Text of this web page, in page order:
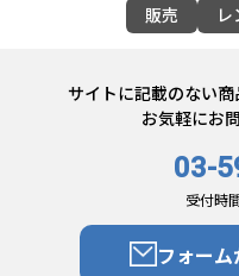
販売
サイトに記載のない商
お気軽にお
03-
受付時
フォー